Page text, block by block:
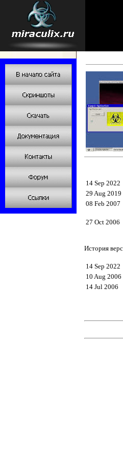
14 Sep 2022
29 Aug 2019
08 Feb 2007
27 Oct 2006
История
14 Sep 2022
10 Aug 2006
14 Jul 2006